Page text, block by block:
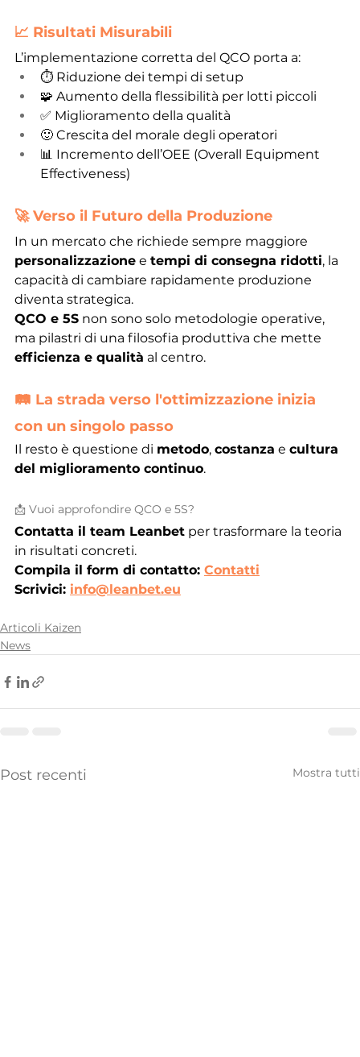
📈 Risultati Misurabili
L’implementazione corretta del QCO porta a:
⏱ Riduzione dei tempi di setup
🧩 Aumento della flessibilità per lotti piccoli
✅ Miglioramento della qualità
🙂 Crescita del morale degli operatori
📊 Incremento dell’OEE (Overall Equipment
Effectiveness)
🚀 Verso il Futuro della Produzione
In un mercato che richiede sempre maggiore
personalizzazione e tempi di consegna ridotti, la
capacità di cambiare rapidamente produzione
diventa strategica.
QCO e 5S non sono solo metodologie operative,
ma pilastri di una filosofia produttiva che mette
efficienza e qualità al centro.
🛤 La strada verso l'ottimizzazione inizia
con un singolo passo
Il resto è questione di metodo, costanza e cultura
del miglioramento continuo.
📩 Vuoi approfondire QCO e 5S?
Contatta il team Leanbet per trasformare la teoria
in risultati concreti.
Compila il form di contatto: Contatti
Scrivici: info@leanbet.eu
Articoli Kaizen
News
Post recenti Mostra tutti